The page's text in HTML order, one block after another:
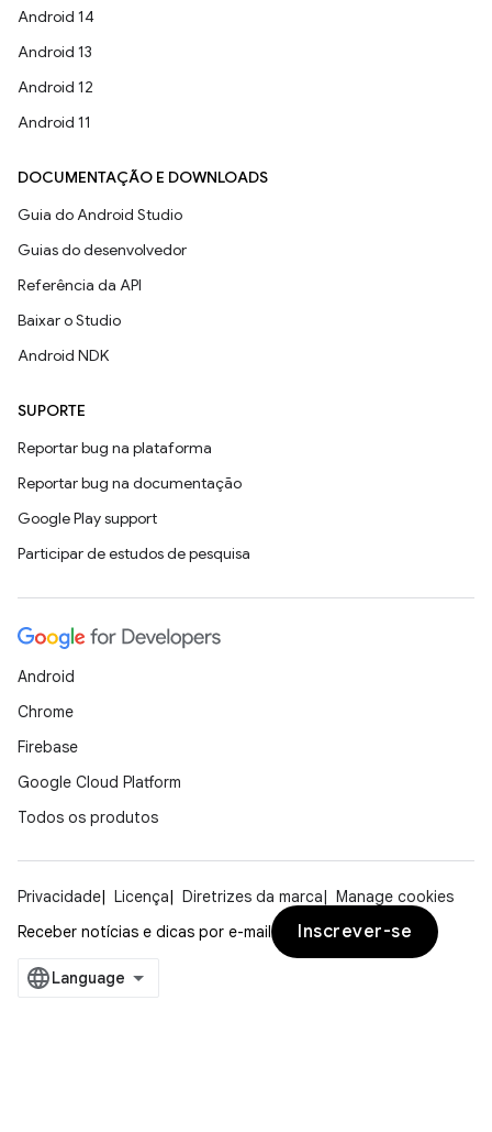
Android 14
Android 13
Android 12
Android 11
DOCUMENTAÇÃO E DOWNLOADS
Guia do Android Studio
Guias do desenvolvedor
Referência da API
Baixar o Studio
Android NDK
SUPORTE
Reportar bug na plataforma
Reportar bug na documentação
Google Play support
Participar de estudos de pesquisa
Android
Chrome
Firebase
Google Cloud Platform
Todos os produtos
Privacidade Licença Diretrizes da marca
Manage cookies
Receber notícias e dicas por e-mail
Inscrever-se